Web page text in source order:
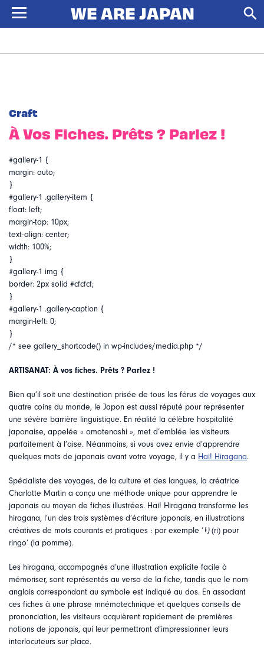
Craft
À Vos Fiches. Prêts ? Parlez !
#gallery-1 {
margin: auto;
}
#gallery-1 .gallery-item {
float: left;
margin-top: 10px;
text-align: center;
width: 100%;
}
#gallery-1 img {
border: 2px solid #cfcfcf;
}
#gallery-1 .gallery-caption {
margin-left: 0;
}
/* see gallery_shortcode() in wp-includes/media.php */
ARTISANAT: À vos fiches. Prêts ? Parlez !
Bien qu’il soit une destination prisée de tous les férus de voyages aux
quatre coins du monde, le Japon est aussi réputé pour représenter
une sévère barrière linguistique. En réalité la célèbre hospitalité
japonaise, appelée « omotenashi », met d’emblée les visiteurs
parfaitement à l’aise. Néanmoins, si vous avez envie d’apprendre
quelques mots de japonais avant votre voyage, il y a Hai! Hiragana.
Spécialiste des voyages, de la culture et des langues, la créatrice
Charlotte Martin a conçu une méthode unique pour apprendre le
japonais au moyen de fiches illustrées. Hai! Hiragana transforme les
hiragana, l’un des trois systèmes d’écriture japonais, en illustrations
créatives de mots courants et pratiques : par exemple ‘り(ri) pour
ringo’ (la pomme).
Les hiragana, accompagnés d’une illustration explicite facile à
mémoriser, sont représentés au verso de la fiche, tandis que le nom
anglais correspondant au symbole est indiqué au dos. En associant
ces fiches à une phrase mnémotechnique et quelques conseils de
prononciation, les visiteurs acquièrent rapidement de premières
notions de japonais, qui leur permettront d’impressionner leurs
interlocuteurs sur place.